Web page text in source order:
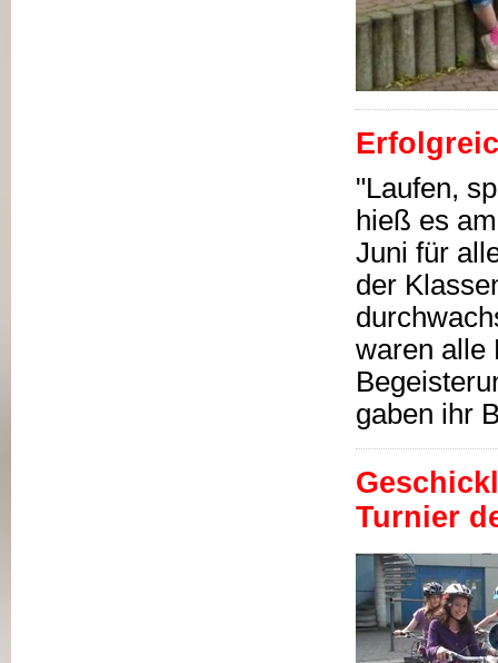
"Laufen,
hieß es
Juni für
der
waren alle
gaben ihr
Turnier